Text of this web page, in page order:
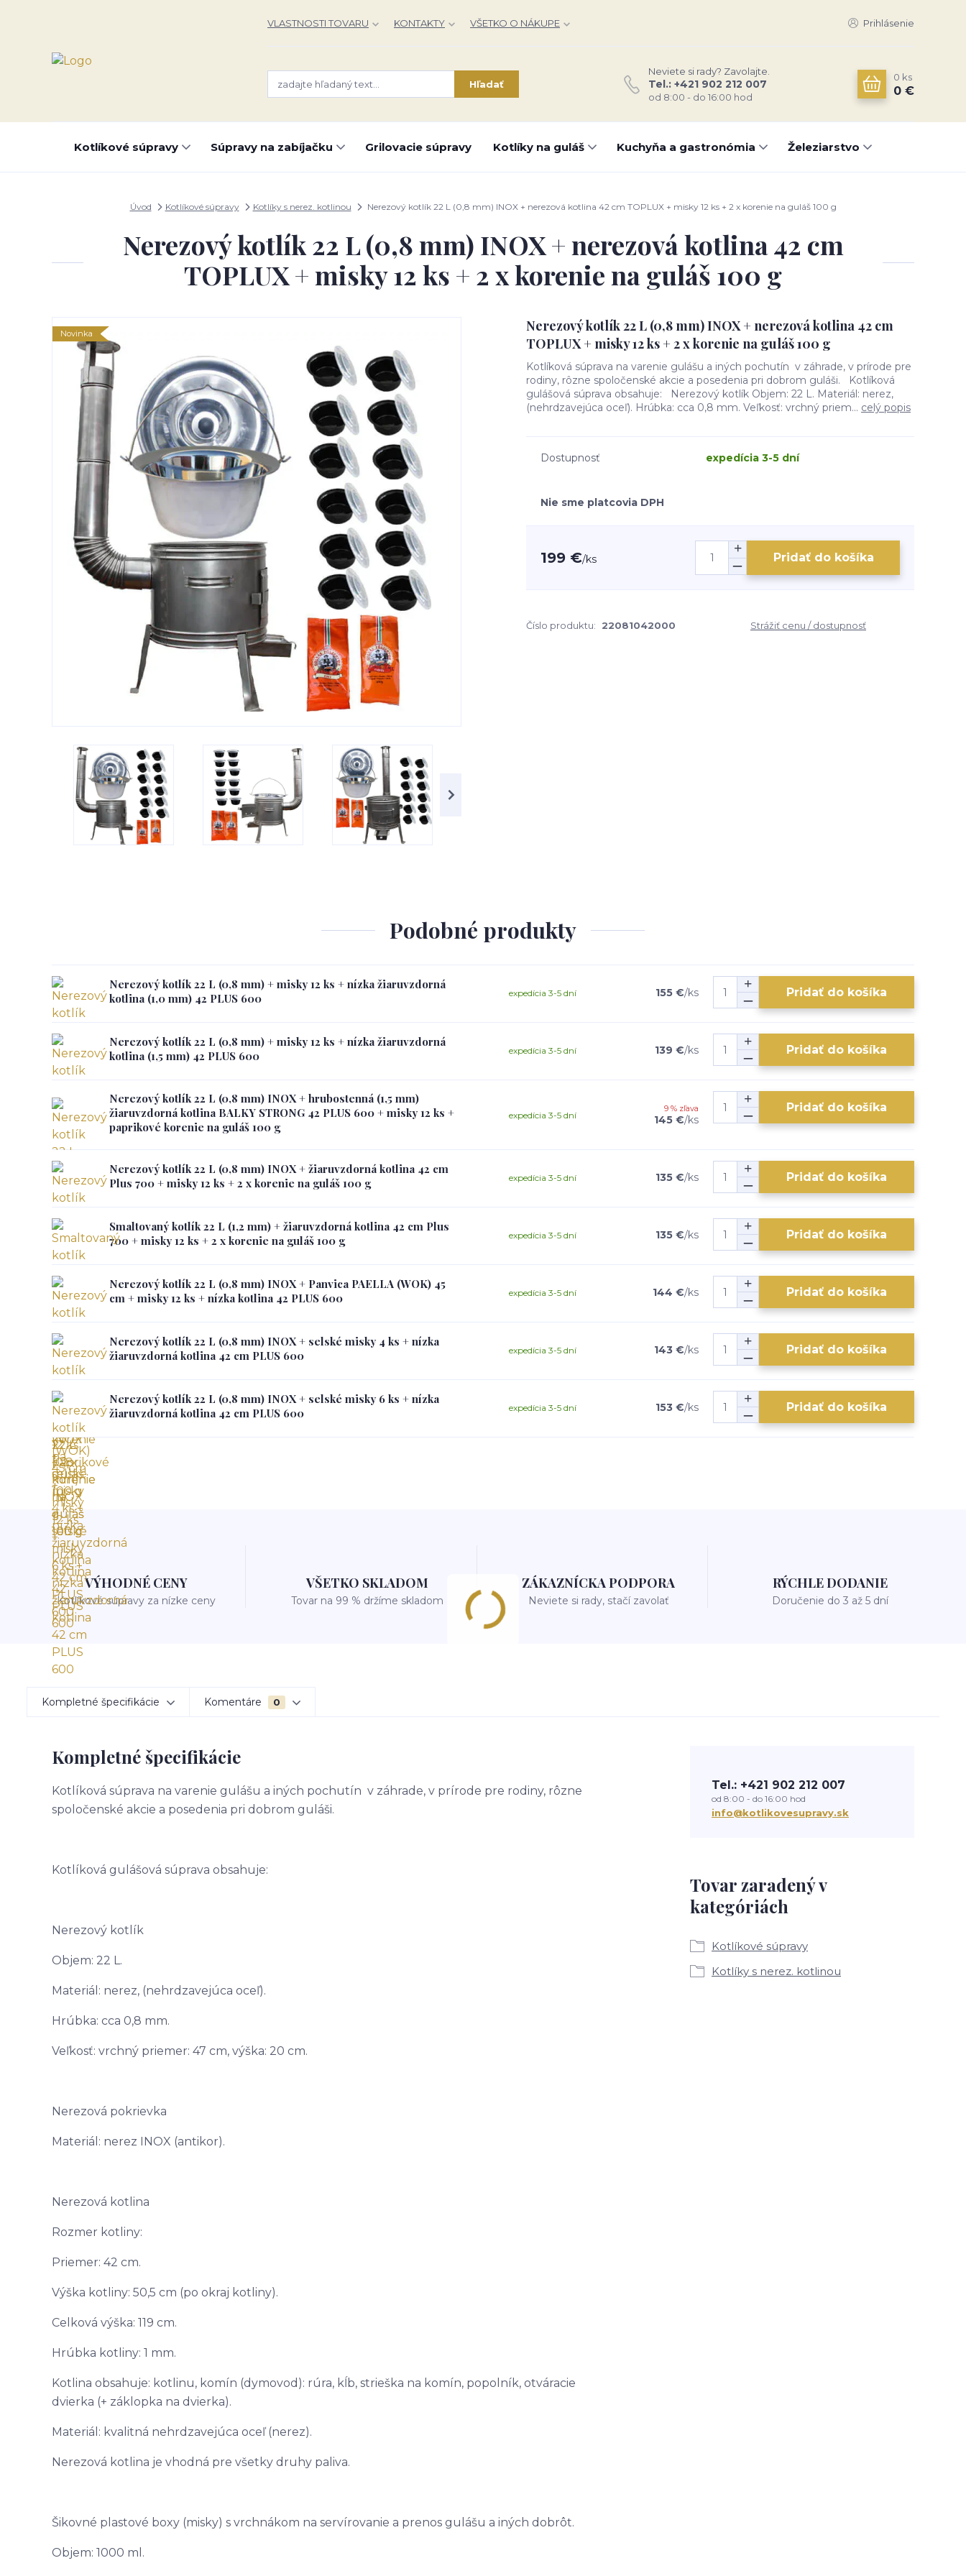
VLASTNOSTI TOVARU KONTAKTY VŠETKO O NÁKUPE Prihlásenie
Hľadať
Neviete si rady? Zavolajte.
Tel.: +421 902 212 007
od 8:00 - do 16:00 hod
0 ks
0 €
Kotlíkové súpravy Súpravy na zabíjačku Grilovacie súpravy Kotlíky na guláš Kuchyňa a gastronómia Železiarstvo
Úvod Kotlíkové súpravy Kotlíky s nerez. kotlinou Nerezový kotlík 22 L (0,8 mm) INOX + nerezová kotlina 42 cm TOPLUX + misky 12 ks + 2 x korenie na guláš 100 g
Nerezový kotlík 22 L (0,8 mm) INOX + nerezová kotlina 42 cm
TOPLUX + misky 12 ks + 2 x korenie na guláš 100 g
Novinka
Nerezový kotlík 22 L (0,8 mm) INOX + nerezová kotlina 42 cm
TOPLUX + misky 12 ks + 2 x korenie na guláš 100 g
Kotlíková súprava na varenie gulášu a iných pochutín v záhrade, v prírode pre
rodiny, rôzne spoločenské akcie a posedenia pri dobrom guláši. Kotlíková
gulášová súprava obsahuje: Nerezový kotlík Objem: 22 L. Materiál: nerez,
(nehrdzavejúca oceľ). Hrúbka: cca 0,8 mm. Veľkosť: vrchný priem... celý popis
Dostupnosť expedícia 3-5 dní
Nie sme platcovia DPH
199 €/ks Pridať do košíka
Číslo produktu: 22081042000 Strážiť cenu / dostupnosť
Podobné produkty
Nerezový kotlík 22 L (0,8 mm) + misky 12 ks + nízka žiaruvzdorná
kotlina (1,0 mm) 42 PLUS 600
155 €/ks
expedícia 3-5 dní Pridať do košíka
Nerezový kotlík 22 L (0,8 mm) + misky 12 ks + nízka žiaruvzdorná
kotlina (1,5 mm) 42 PLUS 600
139 €/ks
expedícia 3-5 dní Pridať do košíka
Nerezový kotlík 22 L (0,8 mm) INOX + hrubostenná (1,5 mm)
žiaruvzdorná kotlina BALKY STRONG 42 PLUS 600 + misky 12 ks +
paprikové korenie na guláš 100 g
9 % zľava
145 €/ks
expedícia 3-5 dní
Pridať do košíka
Nerezový kotlík 22 L (0,8 mm) INOX + žiaruvzdorná kotlina 42 cm
Plus 700 + misky 12 ks + 2 x korenie na guláš 100 g
135 €/ks
expedícia 3-5 dní Pridať do košíka
Smaltovaný kotlík 22 L (1,2 mm) + žiaruvzdorná kotlina 42 cm Plus
700 + misky 12 ks + 2 x korenie na guláš 100 g
135 €/ks
expedícia 3-5 dní Pridať do košíka
Nerezový kotlík 22 L (0,8 mm) INOX + Panvica PAELLA (WOK) 45
cm + misky 12 ks + nízka kotlina 42 PLUS 600
144 €/ks
expedícia 3-5 dní Pridať do košíka
Nerezový kotlík 22 L (0,8 mm) INOX + selské misky 4 ks + nízka
žiaruvzdorná kotlina 42 cm PLUS 600
143 €/ks
expedícia 3-5 dní Pridať do košíka
Nerezový kotlík 22 L (0,8 mm) INOX + selské misky 6 ks + nízka
žiaruvzdorná kotlina 42 cm PLUS 600
153 €/ks
expedícia 3-5 dní Pridať do košíka
VÝHODNÉ CENY
Kotlíkové súpravy za nízke ceny
VŠETKO SKLADOM
Tovar na 99 % držíme skladom
ZÁKAZNÍCKA PODPORA
Neviete si rady, stačí zavolať
RÝCHLE DODANIE
Doručenie do 3 až 5 dní
Kompletné špecifikácie Komentáre 0
Kompletné špecifikácie
Kotlíková súprava na varenie gulášu a iných pochutín v záhrade, v prírode pre rodiny, rôzne
spoločenské akcie a posedenia pri dobrom guláši.
Kotlíková gulášová súprava obsahuje:
Nerezový kotlík
Objem: 22 L.
Materiál: nerez, (nehrdzavejúca oceľ).
Hrúbka: cca 0,8 mm.
Veľkosť: vrchný priemer: 47 cm, výška: 20 cm.
Nerezová pokrievka
Materiál: nerez INOX (antikor).
Nerezová kotlina
Rozmer kotliny:
Priemer: 42 cm.
Výška kotliny: 50,5 cm (po okraj kotliny).
Celková výška: 119 cm.
Hrúbka kotliny: 1 mm.
Kotlina obsahuje: kotlinu, komín (dymovod): rúra, kĺb, strieška na komín, popolník, otváracie
dvierka (+ záklopka na dvierka).
Materiál: kvalitná nehrdzavejúca oceľ (nerez).
Nerezová kotlina je vhodná pre všetky druhy paliva.
Šikovné plastové boxy (misky) s vrchnákom na servírovanie a prenos gulášu a iných dobrôt.
Objem: 1000 ml.
Tovar zaradený v
kategóriách
Kotlíkové súpravy
Kotlíky s nerez. kotlinou
Tel.: +421 902 212 007
od 8:00 - do 16:00 hod
info@kotlikovesupravy.sk